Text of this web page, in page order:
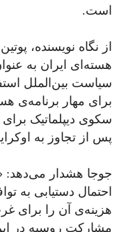
است.
از نگاه نویسنده،
هسته‌ای ایران به‌
سیاست بین‌الملل
برای مهار برنامه‌ی
سکوی دیپلماتیک
پس از تجاوز به
جوجا هشدار می‌دهد:
احتمال دستیابی به
هزینه‌ی آن را برای
مشارکت روسیه در